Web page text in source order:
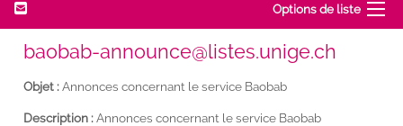
Options de liste
baobab-announce@listes.unige.ch
Objet :Annonces concernant le service Baobab
Description :Annonces concernant le service Baobab